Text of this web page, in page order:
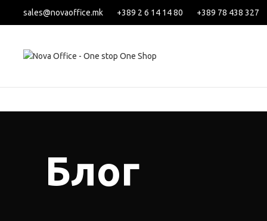
sales@novaoffice.mk +389 2 6 14 14 80 +389 78 438 327
Блог